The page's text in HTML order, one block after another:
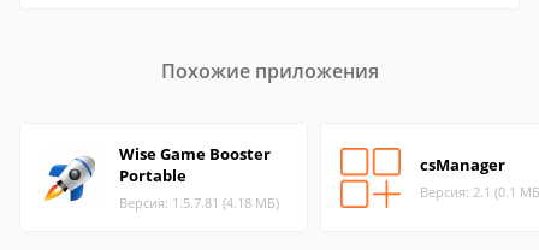
Похожие приложения
Wise Game Booster
Portable
Версия: 1.5.7.81 (4.18 МБ)
csManager
Версия: 2.1 (0.1